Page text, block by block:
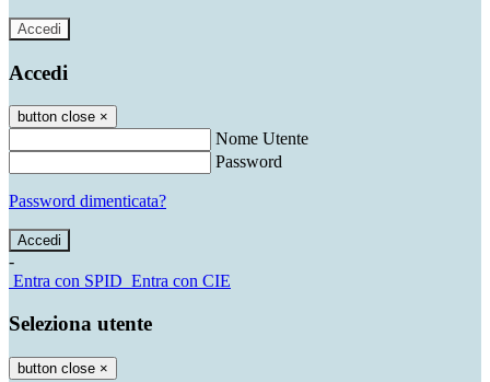
Accedi
Accedi
button close ×
Nome Utente
Password
Password dimenticata?
-
Entra con SPID Entra con CIE
Seleziona utente
button close ×